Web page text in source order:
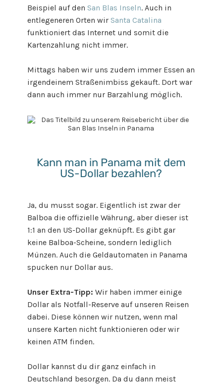
Beispiel auf den San Blas Inseln. Auch in
entlegeneren Orten wir Santa Catalina
funktioniert das Internet und somit die
Kartenzahlung nicht immer.
Mittags haben wir uns zudem immer Essen an
irgendeinem Straßenimbiss gekauft. Dort war
dann auch immer nur Barzahlung möglich.
Kann man in Panama mit dem
US-Dollar bezahlen?
Ja, du musst sogar. Eigentlich ist zwar der
Balboa die offizielle Währung, aber dieser ist
1:1 an den US-Dollar geknüpft. Es gibt gar
keine Balboa-Scheine, sondern lediglich
Münzen. Auch die Geldautomaten in Panama
spucken nur Dollar aus.
Unser Extra-Tipp: Wir haben immer einige
Dollar als Notfall-Reserve auf unseren Reisen
dabei. Diese können wir nutzen, wenn mal
unsere Karten nicht funktionieren oder wir
keinen ATM finden.
Dollar kannst du dir ganz einfach in
Deutschland besorgen. Da du dann meist